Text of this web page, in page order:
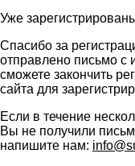
Уже
Спасибо за
отправлено письмо с
сможете закончить
сайта для
Если в течение
Вы не получили
напишите нам: